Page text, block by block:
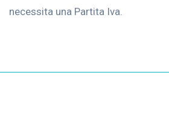
necessita una Partita Iva.